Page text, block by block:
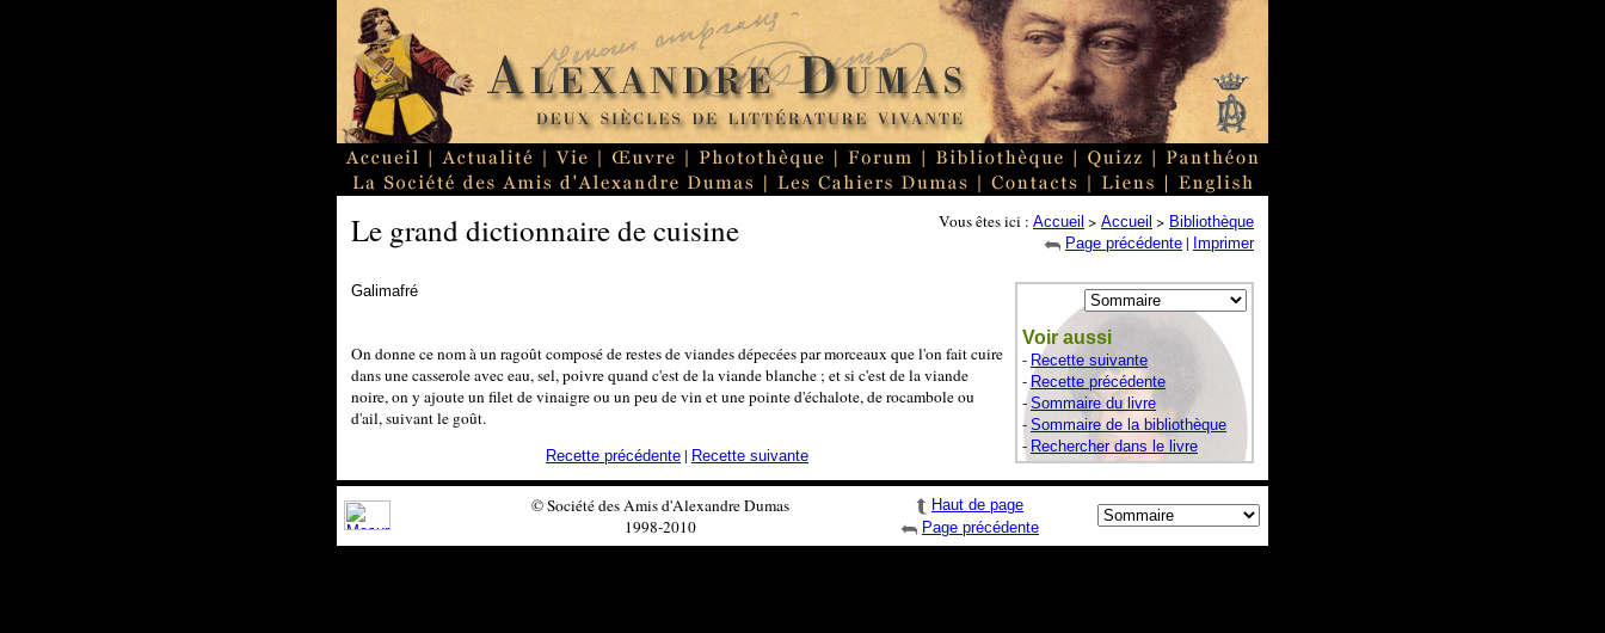
Le grand dictionnaire de cuisine Vous êtes ici : Accueil > Accueil > Bibliothèque
Page précédente | Imprimer
Voir aussi
- Recette suivante
-Recette précédente
- Sommaire du livre
- Sommaire de la bibliothèque
- Rechercher dans le livre
Galimafré
On donne ce nom à un ragoût composé de restes de viandes dépecées par morceaux que l'on fait cuire
dans une casserole avec eau, sel, poivre quand c'est de la viande blanche ; et si c'est de la viande
noire, on y ajoute un filet de vinaigre ou un peu de vin et une pointe d'échalote, de rocambole ou
d'ail, suivant le goût.
Recette précédente | Recette suivante
© Société des Amis d'Alexandre Dumas
1998-2010
Haut de page
Page précédente